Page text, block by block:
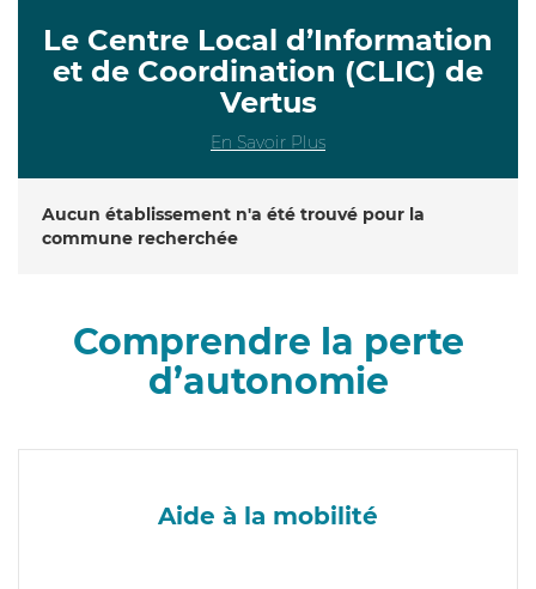
Le Centre Local d’Information
et de Coordination (CLIC) de
Vertus
En Savoir Plus
Aucun établissement n'a été trouvé pour la
commune recherchée
Comprendre la perte
d’autonomie
Aide à la mobilité